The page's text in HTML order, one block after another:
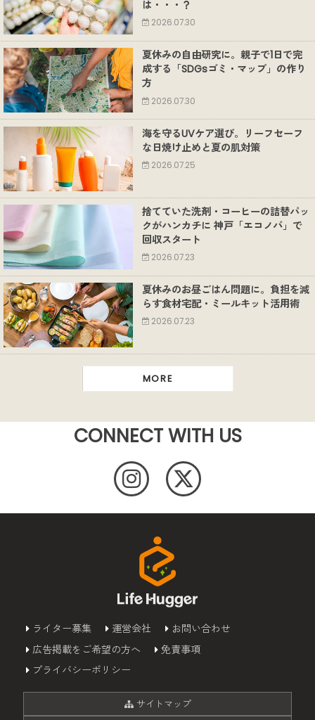
は・・・？
2026.07.30
夏休みの自由研究に。親子で1日で完
成する「SDGsゴミ・マップ」の作り
方
2026.07.30
海を守るUVケア選び。リーフセーフ
な日焼け止めと夏の肌対策
2026.07.25
捨てていた洗剤・コーヒーの詰替パッ
クがハンカチに 神戸「エコノバ」で
回収スタート
2026.07.23
夏休みのお昼ごはん問題に。負担を減
らす食材宅配・ミールキット活用術
2026.07.23
MORE
CONNECT WITH US
ライター募集 運営会社
お問い合わせ
広告掲載をご希望の方へ
免責事項
プライバシーポリシー
サイトマップ